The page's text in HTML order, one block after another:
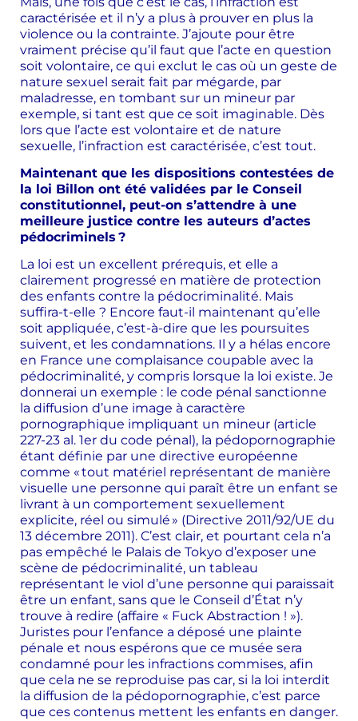
caractérisée et il n’y a plus à prouver en plus la
violence ou la contrainte. J’ajoute pour être
vraiment précise qu’il faut que l’acte en question
soit volontaire, ce qui exclut le cas où un geste de
nature sexuel serait fait par mégarde, par
maladresse, en tombant sur un mineur par
exemple, si tant est que ce soit imaginable. Dès
lors que l’acte est volontaire et de nature
sexuelle, l’infraction est caractérisée, c’est tout.
Maintenant que les dispositions contestées de
la loi Billon ont été validées par le Conseil
constitutionnel, peut-on s’attendre à une
meilleure justice contre les auteurs d’actes
pédocriminels ?
La loi est un excellent prérequis, et elle a
clairement progressé en matière de protection
des enfants contre la pédocriminalité. Mais
suffira-t-elle ? Encore faut-il maintenant qu’elle
soit appliquée, c’est-à-dire que les poursuites
suivent, et les condamnations. Il y a hélas encore
en France une complaisance coupable avec la
pédocriminalité, y compris lorsque la loi existe. Je
donnerai un exemple : le code pénal sanctionne
la diffusion d’une image à caractère
pornographique impliquant un mineur (article
227-23 al. 1er du code pénal), la pédopornographie
étant définie par une directive européenne
comme « tout matériel représentant de manière
visuelle une personne qui paraît être un enfant se
livrant à un comportement sexuellement
explicite, réel ou simulé » (Directive 2011/92/UE du
13 décembre 2011). C’est clair, et pourtant cela n’a
pas empêché le Palais de Tokyo d’exposer une
scène de pédocriminalité, un tableau
représentant le viol d’une personne qui paraissait
être un enfant, sans que le Conseil d’État n’y
trouve à redire (affaire « Fuck Abstraction ! »).
Juristes pour l’enfance a déposé une plainte
pénale et nous espérons que ce musée sera
condamné pour les infractions commises, afin
que cela ne se reproduise pas car, si la loi interdit
la diffusion de la pédopornographie, c’est parce
que ces contenus mettent les enfants en danger.